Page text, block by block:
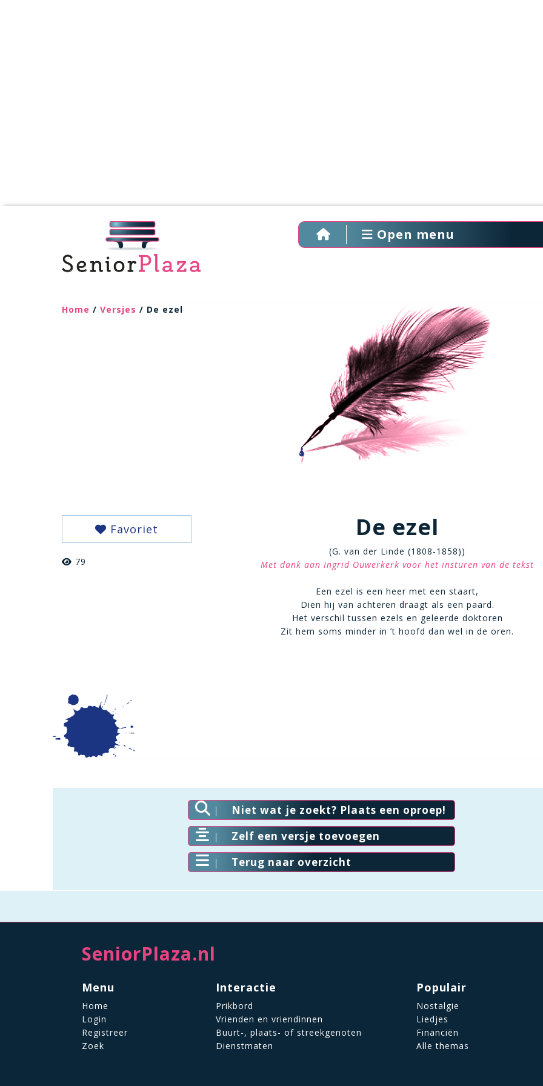
Open menu
Home / Versjes / De ezel
Favoriet
79
De ezel
(G. van der Linde (1808-1858))
Met dank aan Ingrid Ouwerkerk voor het insturen van de tekst
Een ezel is een heer met een staart,
Dien hij van achteren draagt als een paard.
Het verschil tussen ezels en geleerde doktoren
Zit hem soms minder in ’t hoofd dan wel in de oren.
Niet wat je zoekt? Plaats een oproep!
Zelf een versje toevoegen
Terug naar overzicht
SeniorPlaza.nl
Menu
Home
Login
Registreer
Zoek
Interactie
Prikbord
Vrienden en vriendinnen
Buurt-, plaats- of streekgenoten
Dienstmaten
Populair
Nostalgie
Liedjes
Financiën
Alle themas